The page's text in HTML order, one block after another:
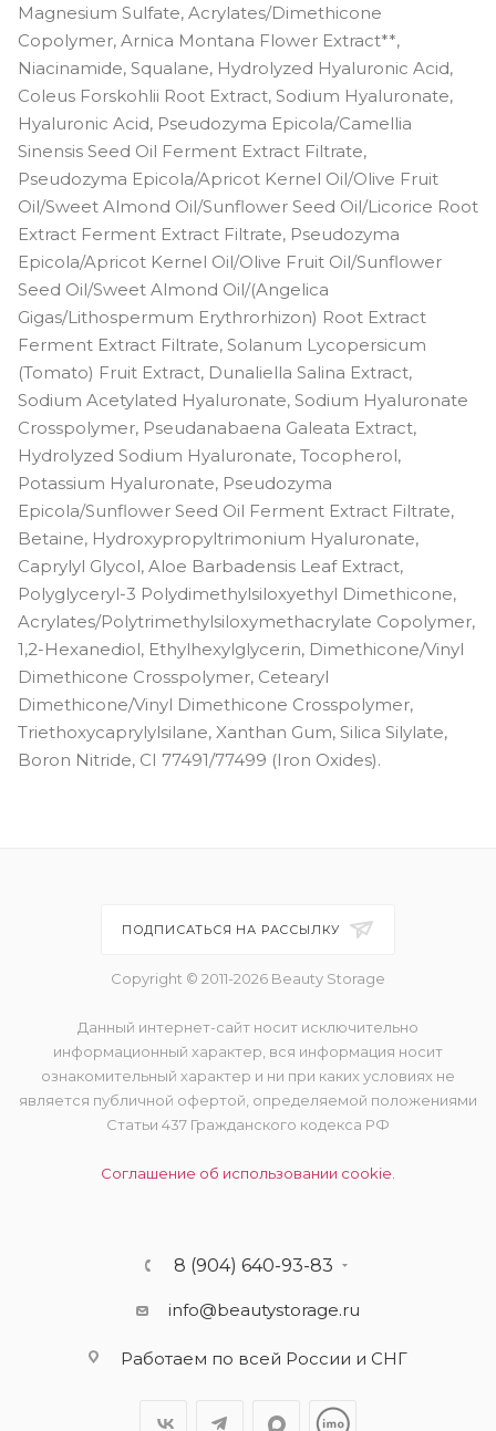
Magnesium Sulfate, Acrylates/Dimethicone
Copolymer, Arnica Montana Flower Extract**,
Niacinamide, Squalane, Hydrolyzed Hyaluronic Acid,
Coleus Forskohlii Root Extract, Sodium Hyaluronate,
Hyaluronic Acid, Pseudozyma Epicola/Camellia
Sinensis Seed Oil Ferment Extract Filtrate,
Pseudozyma Epicola/Apricot Kernel Oil/Olive Fruit
Oil/Sweet Almond Oil/Sunflower Seed Oil/Licorice Root
Extract Ferment Extract Filtrate, Pseudozyma
Epicola/Apricot Kernel Oil/Olive Fruit Oil/Sunflower
Seed Oil/Sweet Almond Oil/(Angelica
Gigas/Lithospermum Erythrorhizon) Root Extract
Ferment Extract Filtrate, Solanum Lycopersicum
(Tomato) Fruit Extract, Dunaliella Salina Extract,
Sodium Acetylated Hyaluronate, Sodium Hyaluronate
Crosspolymer, Pseudanabaena Galeata Extract,
Hydrolyzed Sodium Hyaluronate, Tocopherol,
Potassium Hyaluronate, Pseudozyma
Epicola/Sunflower Seed Oil Ferment Extract Filtrate,
Betaine, Hydroxypropyltrimonium Hyaluronate,
Caprylyl Glycol, Aloe Barbadensis Leaf Extract,
Polyglyceryl-3 Polydimethylsiloxyethyl Dimethicone,
Acrylates/Polytrimethylsiloxymethacrylate Copolymer,
1,2-Hexanediol, Ethylhexylglycerin, Dimethicone/Vinyl
Dimethicone Crosspolymer, Cetearyl
Dimethicone/Vinyl Dimethicone Crosspolymer,
Triethoxycaprylylsilane, Xanthan Gum, Silica Silylate,
Boron Nitride, CI 77491/77499 (Iron Oxides).
ПОДПИСАТЬСЯ НА РАССЫЛКУ
Copyright © 2011-2026 Beauty Storage
Данный интернет-сайт носит исключительно
информационный характер, вся информация носит
ознакомительный характер и ни при каких условиях не
является публичной офертой, определяемой положениями
Статьи 437 Гражданского кодекса РФ
Соглашение об использовании cookie.
8 (904) 640-93-83
info@beautystorage.ru
Работаем по всей России и СНГ